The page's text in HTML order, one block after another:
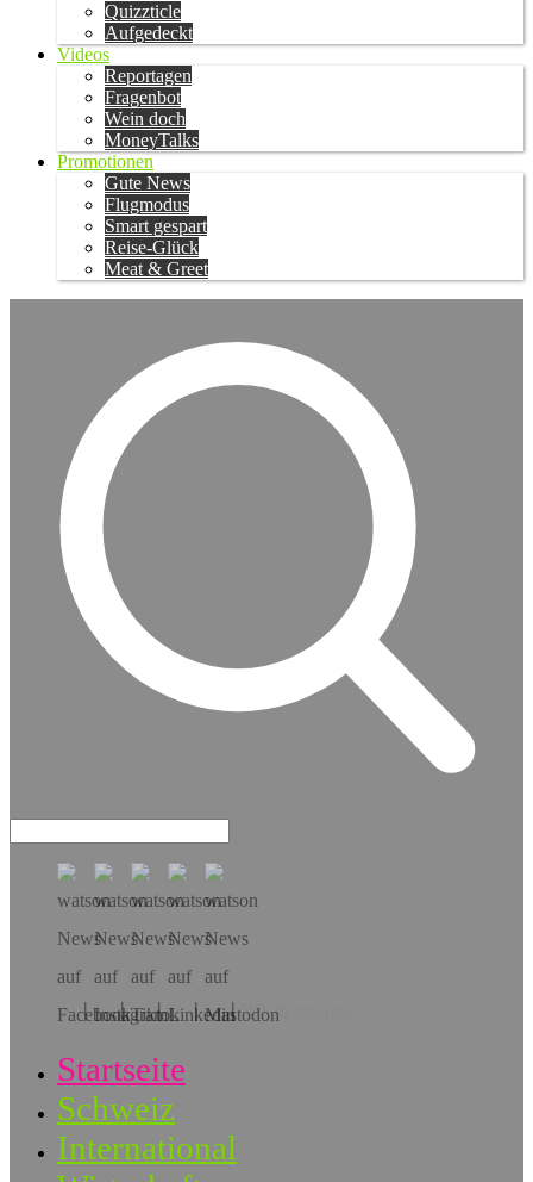
Quizzticle
Aufgedeckt
Videos
Reportagen
Fragenbot
Wein doch
MoneyTalks
Promotionen
Gute News
Flugmodus
Smart gespart
Reise-Glück
Meat & Greet
Hol dir die App!
Startseite
Schweiz
International